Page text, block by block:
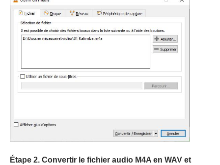
Étape 2. Convertir le fichier audio M4A en WAV et